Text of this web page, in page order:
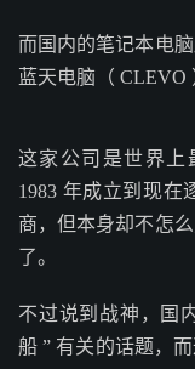
而国内的笔记本电
蓝天电脑（ CLEVO
这家公司是世界上
1983 年成立到现在
商，但本身却不怎
了。
不过说到战神，国
船 ” 有关的话题，